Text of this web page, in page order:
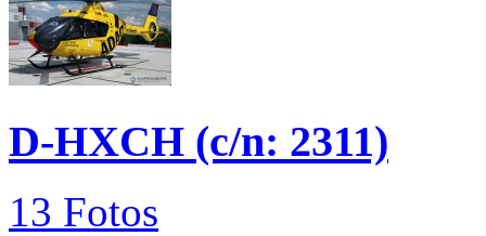
D-HXCH (c/n: 2311)
13 Fotos